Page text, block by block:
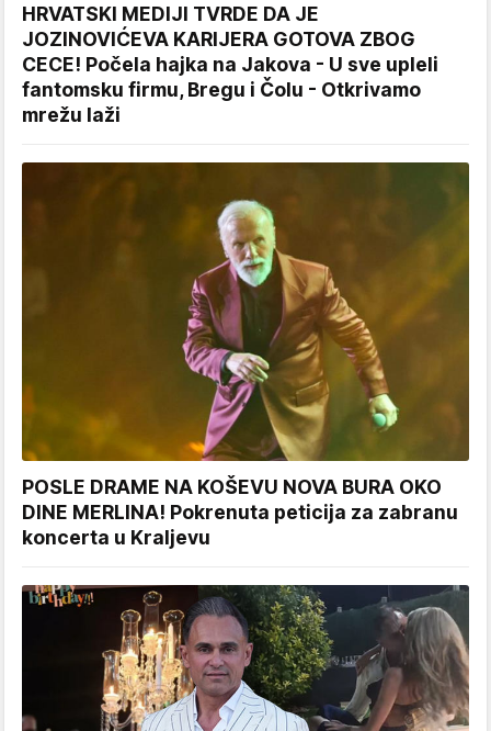
HRVATSKI MEDIJI TVRDE DA JE
JOZINOVIĆEVA KARIJERA GOTOVA ZBOG
CECE! Počela hajka na Jakova - U sve upleli
fantomsku firmu, Bregu i Čolu - Otkrivamo
mrežu laži
POSLE DRAME NA KOŠEVU NOVA BURA OKO
DINE MERLINA! Pokrenuta peticija za zabranu
koncerta u Kraljevu